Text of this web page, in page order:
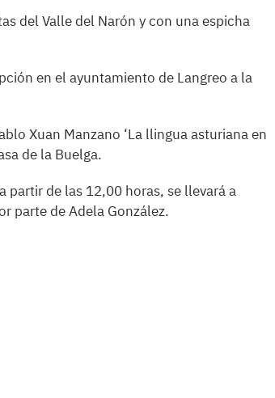
del Valle del Narón y con una espicha
en el ayuntamiento de Langreo a la
Xuan Manzano ‘La llingua asturiana en
de la Buelga.
partir de las 12,00 horas, se llevará a
parte de Adela González.